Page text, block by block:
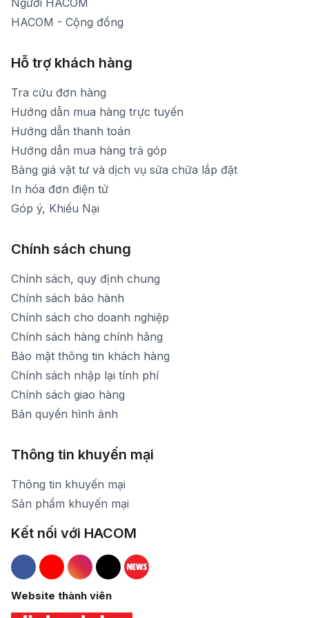
Người HACOM
HACOM - Cộng đồng
Hỗ trợ khách hàng
Tra cứu đơn hàng
Hướng dẫn mua hàng trực tuyến
Hướng dẫn thanh toán
Hướng dẫn mua hàng trả góp
Bảng giá vật tư và dịch vụ sửa chữa lắp đặt
In hóa đơn điện tử
Góp ý, Khiếu Nại
Chính sách chung
Chính sách, quy định chung
Chính sách bảo hành
Chính sách cho doanh nghiệp
Chính sách hàng chính hãng
Bảo mật thông tin khách hàng
Chính sách nhập lại tính phí
Chính sách giao hàng
Bản quyền hình ảnh
Thông tin khuyến mại
Thông tin khuyến mại
Sản phẩm khuyến mại
Kết nối với HACOM
Hacom Facebook
Hacom YouTube
Hacom Instagram
Hacom TikTok
Website thành viên